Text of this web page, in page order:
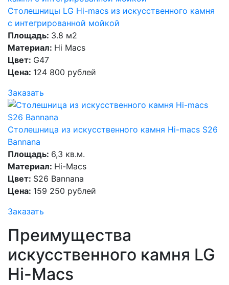
Столешницы LG Hi-macs из искусственного камня
с интегрированной мойкой
Площадь: 3.8 м2
Материал: Hi Macs
Цвет: G47
Цена: 124 800 рублей
Заказать
Столешница из искусственного камня Hi-macs S26
Bannana
Площадь: 6,3 кв.м.
Материал: Hi-Macs
Цвет: S26 Bannana
Цена: 159 250 рублей
Заказать
Преимущества
искусственного камня LG
Hi-Macs